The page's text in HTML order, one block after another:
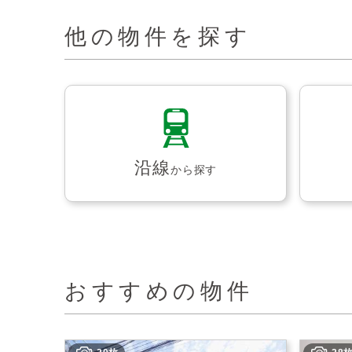
他の物件を探す
沿線から探す
おすすめの物件